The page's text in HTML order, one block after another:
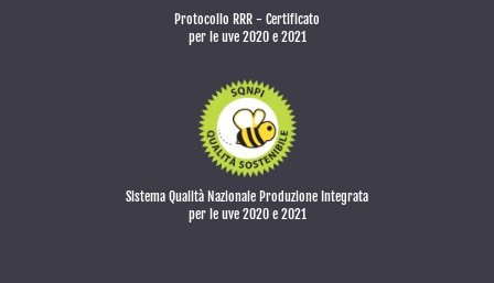
Protocollo RRR - Certificato
per le uve 2020 e 2021
Sistema Qualità Nazionale Produzione Integrata
per le uve 2020 e 2021